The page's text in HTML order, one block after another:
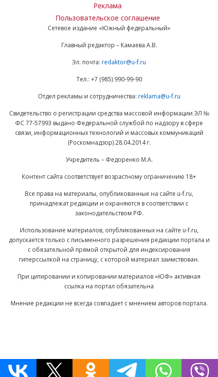
Реклама
Пользовательское соглашение
Сетевое издание «Южный федеральный»
Главный редактор – Камаева А.В.
Эл. почта: redaktor@u-f.ru
Тел.: +7 (985) 990-99-90
Отдел рекламы и сотрудничества: reklama@u-f.ru
Свидетельство о регистрации средства массовой информации ЭЛ №
ФС 77-57993 выдано Федеральной службой по надзору в сфере
связи, информационных технологий и массовых коммуникаций
(Роскомнадзор) 28.04.2014 г.
Учредитель – Федоренко М.А.
Контент сайта соответствует возрастному ограничению 18+
Все права на материалы, опубликованные на сайте u-f.ru,
принадлежат редакции и охраняются в соответствии с
законодательством РФ.
Использование материалов, опубликованных на сайте u-f.ru,
допускается только с письменного разрешения редакции портала и
с обязательной прямой открытой для индексирования
гиперссылкой на страницу, с которой материал заимствован.
При цитировании и копировании материалов «ЮФ» активная
ссылка на портал обязательна
Мнение редакции не всегда совпадает с мнением авторов портала.